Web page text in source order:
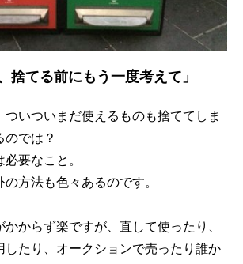
捨てる前にもう一度考えて」
ついついまだ使えるものも捨ててしま
のでは？
要なこと。
方法も色々あるのです。
からず楽ですが、直して使ったり、
したり、オークションで売ったり誰か